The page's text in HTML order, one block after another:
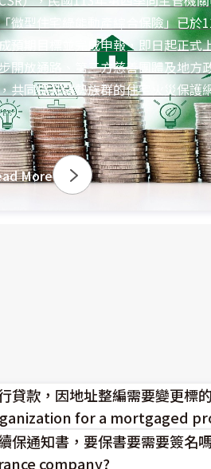
微型住宅綠能動產綜合保險」已於
預期目標並完成申報，即日起正式
開放通路、第三方慈善團體及地方
共同提升弱勢族群的住宅火災保護
More
貸款，因地址整編需要變更
for a mortgaged
連結本公司 服務網址，參考應備文
保通知書，要保書要需要簽
company?